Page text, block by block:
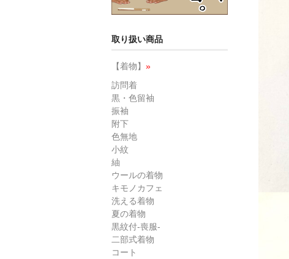
取り扱い商品
【着物】 »
訪問着
黒・色留袖
振袖
附下
色無地
小紋
紬
ウールの着物
キモノカフェ
洗える着物
夏の着物
黒紋付-喪服-
二部式着物
コート